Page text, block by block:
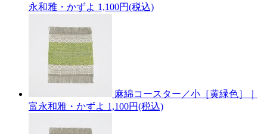
永和雅・かずよ 1,100円(税込)
麻綿コースター／小［黄緑色］｜
富永和雅・かずよ 1,100円(税込)